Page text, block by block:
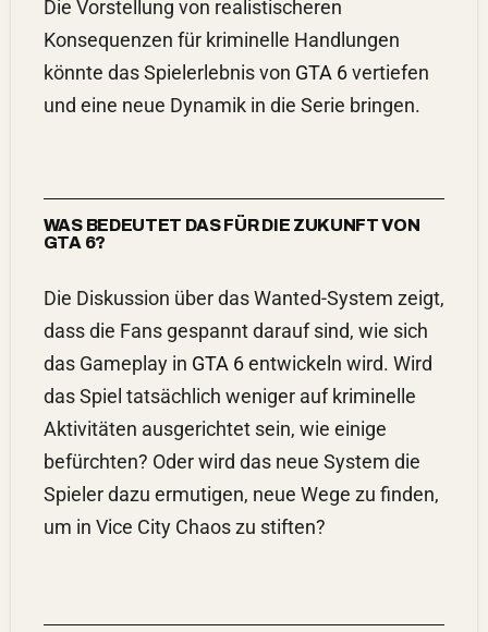
Die Vorstellung von realistischeren
Konsequenzen für kriminelle Handlungen
könnte das Spielerlebnis von GTA 6vertiefen
und eine neue Dynamik in die Serie bringen.
WAS BEDEUTET DAS FÜR DIE ZUKUNFT VON
GTA 6?
Die Diskussion über das Wanted-System zeigt,
dass die Fans gespannt darauf sind, wie sich
das Gameplay in GTA 6entwickeln wird. Wird
das Spiel tatsächlich weniger auf kriminelle
Aktivitäten ausgerichtet sein, wie einige
befürchten? Oder wird das neue System die
Spieler dazu ermutigen, neue Wege zu finden,
um in Vice City Chaos zu stiften?